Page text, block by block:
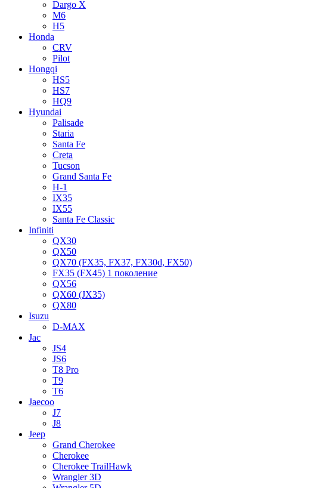
Dargo X
M6
H5
Honda
CRV
Pilot
Hongqi
HS5
HS7
HQ9
Hyundai
Palisade
Staria
Santa Fe
Creta
Tucson
Grand Santa Fe
H-1
IX35
IX55
Santa Fe Classic
Infiniti
QX30
QX50
QX70 (FX35, FX37, FX30d, FX50)
FX35 (FX45) 1 поколение
QX56
QX60 (JX35)
QX80
Isuzu
D-MAX
Jac
JS4
JS6
T8 Pro
T9
T6
Jaecoo
J7
J8
Jeep
Grand Cherokee
Cherokee
Cherokee TrailHawk
Wrangler 3D